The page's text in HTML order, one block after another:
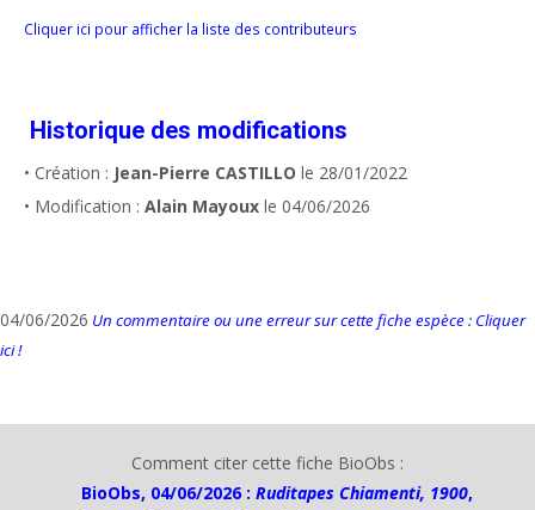
Cliquer ici pour afficher la liste des contributeurs
Historique des modifications
• Création : Jean-Pierre CASTILLO le 28/01/2022
• Modification : Alain Mayoux le 04/06/2026
04/06/2026 Un commentaire ou une erreur sur cette fiche espèce : Cliquer
ici !
Comment citer cette fiche BioObs :
BioObs, 04/06/2026 : Ruditapes Chiamenti, 1900,